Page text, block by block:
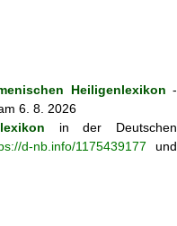
Heiligenlexikon -
6. 8. 2026
in der Deutschen
d-nb.info/1175439177 und